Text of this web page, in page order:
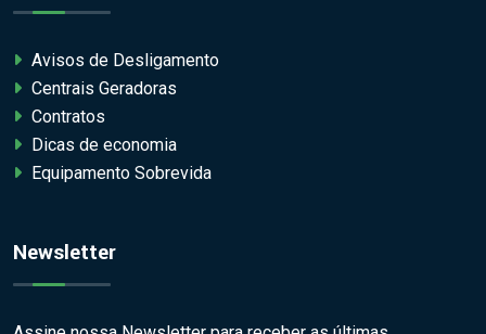
Avisos de Desligamento
Centrais Geradoras
Contratos
Dicas de economia
Equipamento Sobrevida
Newsletter